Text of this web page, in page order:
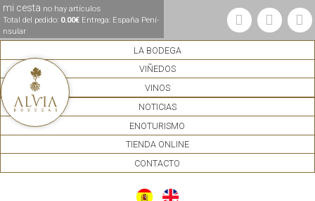
mi cesta no hay artículos
Total del pedido: 0.00€ Entrega: España Pení­
nsular
LA BODEGA
VIÑEDOS
VINOS
NOTICIAS
ENOTURISMO
TIENDA ONLINE
CONTACTO